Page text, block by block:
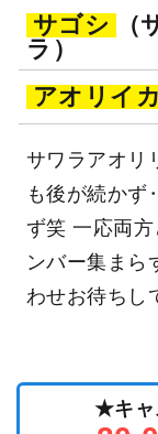
サゴシ
（
ラ）
アオリイカ
サワラアオリ
も後が続か
ず笑 一応両
ンバー集まら
わせお待ちし
★キャ